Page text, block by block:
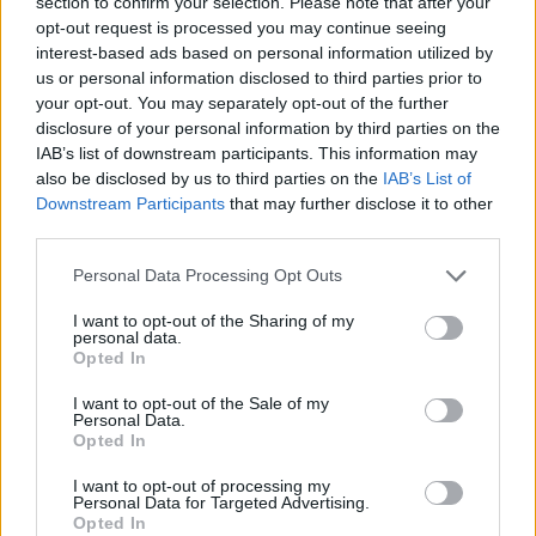
opt-out request is processed you may continue seeing
interest-based ads based on personal information utilized by
us or personal information disclosed to third parties prior to
your opt-out. You may separately opt-out of the further
disclosure of your personal information by third parties on the
IAB’s list of downstream participants. This information may
also be disclosed by us to third parties on the IAB’s List of
Downstream Participants that may further disclose it to other
Personal Data Processing Opt Outs
I want to opt-out of the Sharing of my
personal data.
Opted In
I want to opt-out of the Sale of my
Personal Data.
Opted In
I want to opt-out of processing my
Personal Data for Targeted Advertising.
Opted In
Anticonceptie - overig
Lexapro (509)
Depressie - antidepressiva SSRI
Concerta (503)
ADHD - psychostimulantia
Amlodipine (493)
Bloeddruk - calciumantagonisten
Amoxicilline / Clavulaanzuur (486)
Dexamfetamine (446)
Euthyrox (436)
Schildklier - hypothyroidie (traagwerkend)
De reviews op deze pagina zijn door de gebruikers